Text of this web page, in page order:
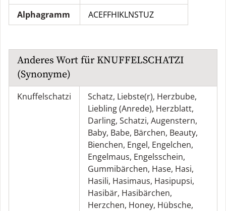
Alphagramm
ACEFFHIKLNSTUZ
Anderes Wort fürKNUFFELSCHATZI
(Synonyme)
Knuffelschatzi Schatz, Liebste(r), Herzbube,
Liebling (Anrede), Herzblatt,
Darling, Schatzi, Augenstern,
Baby, Babe, Bärchen, Beauty,
Bienchen, Engel, Engelchen,
Engelmaus, Engelsschein,
Gummibärchen, Hase, Hasi,
Hasili, Hasimaus, Hasipupsi,
Hasibär, Hasibärchen,
Herzchen, Honey, Hübsche,